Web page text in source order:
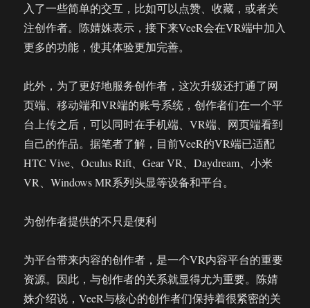
入了一些简单的交互，比如可以点赞、收藏，或者关
注创作者。陈婧姝表示，接下来VeeR会在VR端中加入
更多的功能，使其体验更加完善。
此外，为了更好地服务创作者，这次升级还打通了网
页端、移动端和VR端的账号系统，创作者们在一个平
台上传之后，可以同时在手机端、VR端、网页端看到
自己的作品。据笔者了解，目前VeeR的VR端已适配
HTC Vive、Oculus Rift、Gear VR、Daydream、小米
VR、Windows MR系列头显等设备和平台。
为创作者提供的不只是便利
为平台带来内容的创作者，是一个VR内容平台的重要
资源。因此，与创作者的关系就显得尤为重要。陈婧
姝介绍说，VeeR与核心的创作者们保持着很紧密的关